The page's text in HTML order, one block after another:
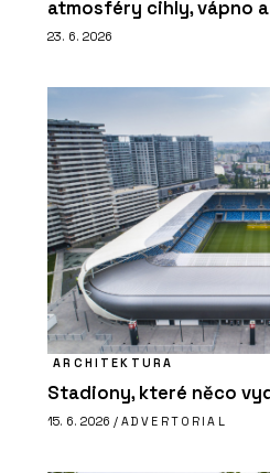
atmosféry cihly, vápno
23. 6. 2026
ARCHITEKTURA
Stadiony, které něco
15. 6. 2026 / ADVERTORIAL